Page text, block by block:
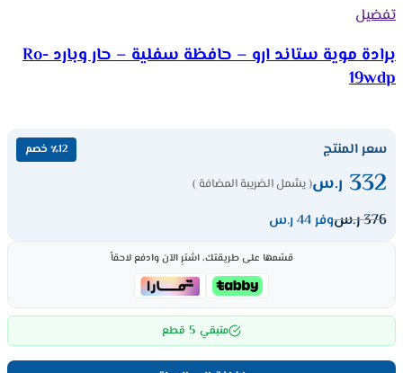
تفضيل
برادة موية ستاند ارو – حافظة سفلية – حار وبارد Ro-
19wdp
سعر المنتج ٪12 خصم
332 ر.س( يشمل الضريبة المضافة )
376ر.سوفر 44 ر.س
قسّمها على طريقتك، اشترِ الآن وادفع لاحقاً
متبقي 5 قطع